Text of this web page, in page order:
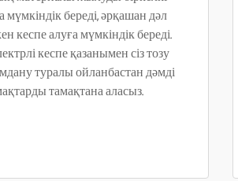
мүмкіндік береді, әрқашан дәл
кеспе алуға мүмкіндік береді.
кеспе қазанымен сіз тозу
туралы ойланбастан дәмді
тамақтана аласыз.